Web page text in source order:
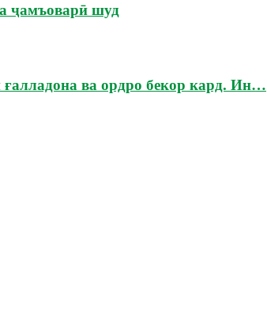
ҷамъоварӣ шуд
ғалладона ва ордро бекор кард. Ин…